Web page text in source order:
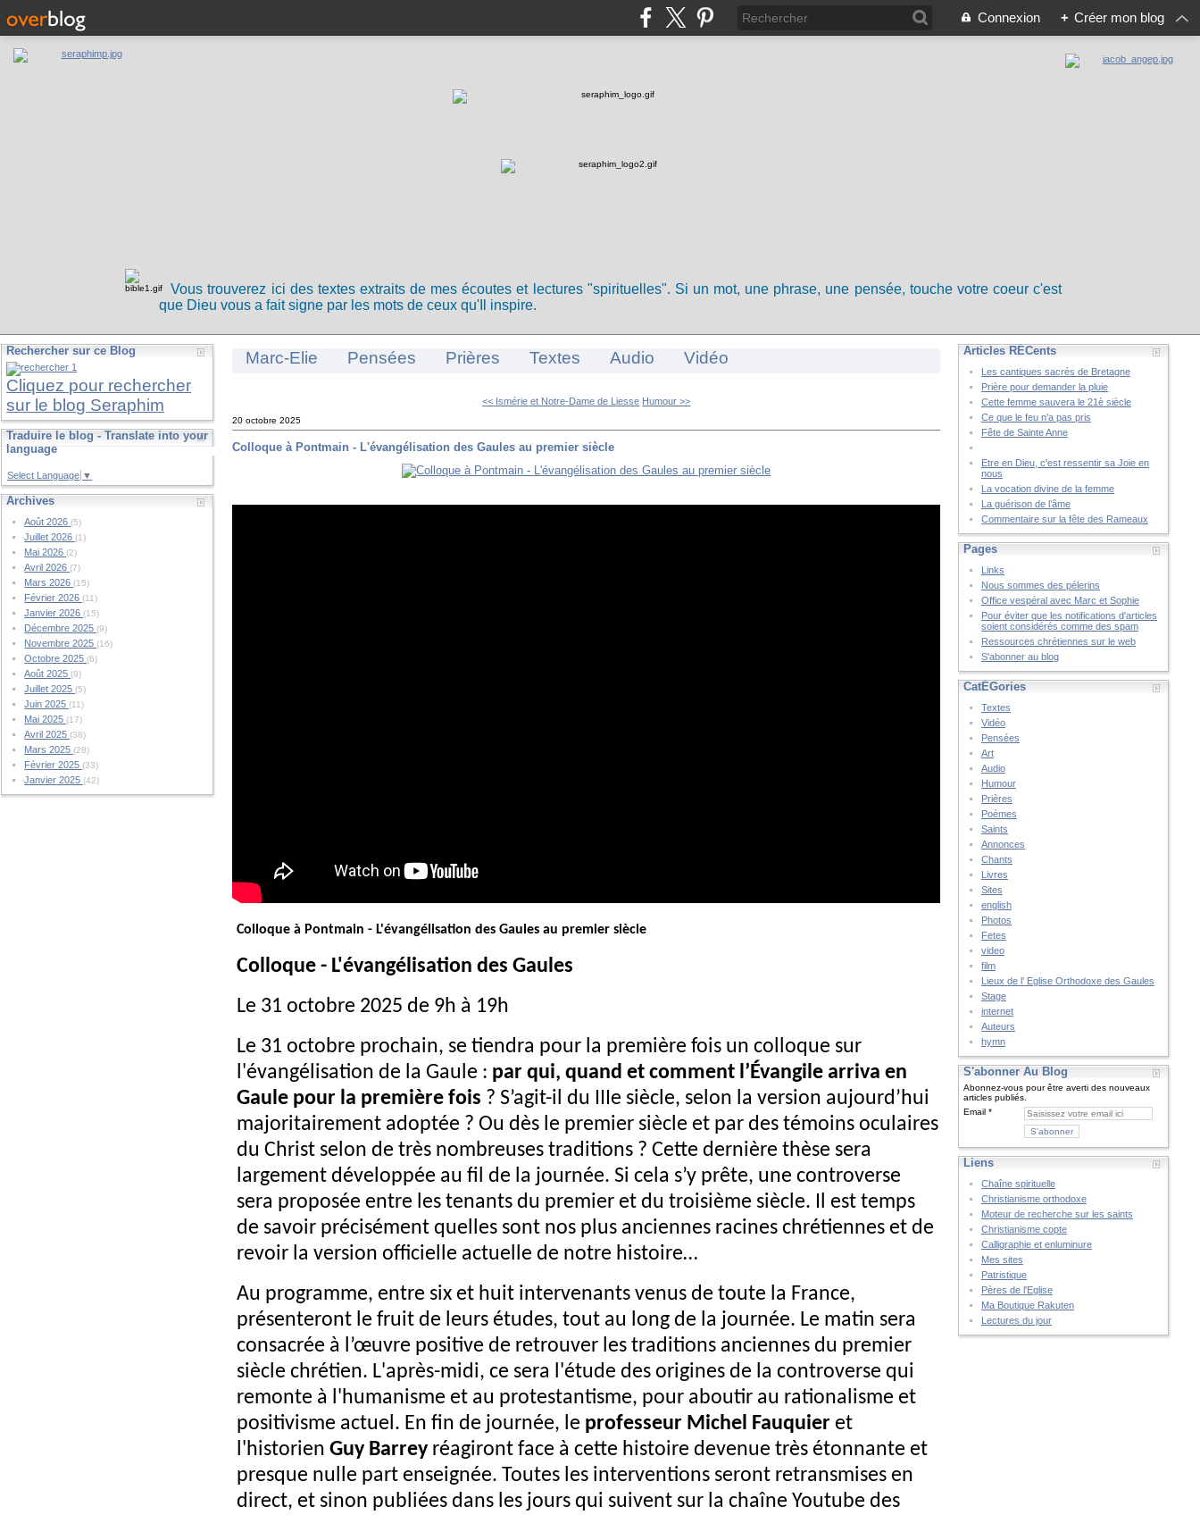
Connexion + Créer mon blog
Vous trouverez ici des textes extraits de mes écoutes et lectures "spirituelles". Si un mot, une phrase, une pensée, touche votre coeur c'est
que Dieu vous a fait signe par les mots de ceux qu'Il inspire.
Rechercher sur ce Blog
Cliquez pour rechercher
sur le blog Seraphim
Traduire le blog - Translate into your
language
Select Language ▼
Archives
Août 2026(5)
Juillet 2026(1)
Mai 2026(2)
Avril 2026(7)
Mars 2026(15)
Février 2026(11)
Janvier 2026(15)
Décembre 2025(9)
Novembre 2025(16)
Octobre 2025(6)
Août 2025(9)
Juillet 2025(5)
Juin 2025(11)
Mai 2025(17)
Avril 2025(38)
Mars 2025(28)
Février 2025(33)
Janvier 2025(42)
Marc-Elie Pensées Prières Textes Audio Vidéo
<< Ismérie et Notre-Dame de Liesse Humour >>
20 octobre 2025
Colloque à Pontmain - L'évangélisation des Gaules au premier siècle
Colloque à Pontmain - L'évangélisation des Gaules au premier siècle
Colloque - L'évangélisation des Gaules
Le 31 octobre 2025 de 9h à 19h
Le 31 octobre prochain, se tiendra pour la première fois un colloque sur
l'évangélisation de la Gaule : par qui, quand et comment l’Évangile arriva en
Gaule pour la première fois ? S’agit-il du IIIe siècle, selon la version aujourd’hui
majoritairement adoptée ? Ou dès le premier siècle et par des témoins oculaires
du Christ selon de très nombreuses traditions ? Cette dernière thèse sera
largement développée au fil de la journée. Si cela s’y prête, une controverse
sera proposée entre les tenants du premier et du troisième siècle. Il est temps
de savoir précisément quelles sont nos plus anciennes racines chrétiennes et de
revoir la version officielle actuelle de notre histoire…
Au programme, entre six et huit intervenants venus de toute la France,
présenteront le fruit de leurs études, tout au long de la journée. Le matin sera
consacrée à l’œuvre positive de retrouver les traditions anciennes du premier
siècle chrétien. L'après-midi, ce sera l'étude des origines de la controverse qui
remonte à l'humanisme et au protestantisme, pour aboutir au rationalisme et
positivisme actuel. En fin de journée, le professeur Michel Fauquier et
l'historienGuy Barrey réagiront face à cette histoire devenue très étonnante et
presque nulle part enseignée. Toutes les interventions seront retransmises en
direct, et sinon publiées dans les jours qui suivent sur la chaîne Youtube des
Articles RÉCents
Les cantiques sacrés de Bretagne
Prière pour demander la pluie
Cette femme sauvera le 21è siècle
Ce que le feu n’a pas pris
Fête de Sainte Anne
Etre en Dieu, c'est ressentir sa Joie en
nous
La vocation divine de la femme
La guérison de l’âme
Commentaire sur la fête des Rameaux
Pages
Links
Nous sommes des pélerins
Office vespéral avec Marc et Sophie
Pour éviter que les notifications d'articles
soient considérés comme des spam
Ressources chrétiennes sur le web
S'abonner au blog
CatÉGories
Textes
Vidéo
Pensées
Art
Audio
Humour
Prières
Poèmes
Saints
Annonces
Chants
Livres
Sites
english
Photos
Fetes
video
film
Lieux de l' Eglise Orthodoxe des Gaules
Stage
internet
Auteurs
hymn
S'abonner Au Blog
Abonnez-vous pour être averti des nouveaux
articles publiés.
Email
Liens
Chaîne spirituelle
Christianisme orthodoxe
Moteur de recherche sur les saints
Christianisme copte
Calligraphie et enluminure
Mes sites
Patristique
Pères de l'Eglise
Ma Boutique Rakuten
Lectures du jour